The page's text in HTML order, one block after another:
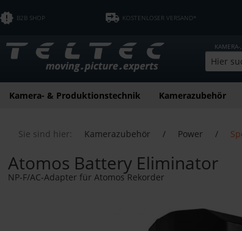
B2B SHOP KOSTENLOSER VERSAND*
Kamera- & Produktionstechnik Kamerazubehör
Sie sind hier: Kamerazubehör / Power /
Atomos Battery Eliminator
NP-F/AC-Adapter für Atomos Rekorder